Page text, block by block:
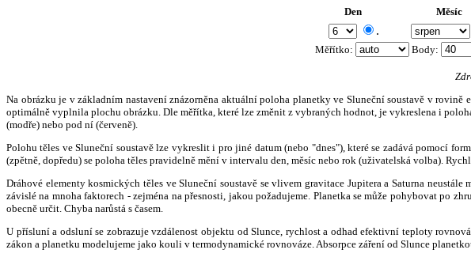
Den Měsíc
.
Měřítko: Body:
Na obrázku je v základním nastavení znázorněna aktuální poloha planetky ve Sluneční soustavě v
optimálně vyplnila plochu obrázku. Dle měřítka, které lze změnit z vybraných hodnot, je vykreslena i
(modře) nebo pod ní (červeně).
Polohu těles ve Sluneční soustavě lze vykreslit i pro jiné datum (nebo "dnes"), které se zadává pomocí
(zpětně, dopředu) se poloha těles pravidelně mění v intervalu den, měsíc nebo rok (uživatelská volba).
Dráhové elementy kosmických těles ve Sluneční soustavě se vlivem gravitace Jupitera a Saturna
závislé na mnoha faktorech - zejména na přesnosti, jakou požadujeme. Planetka se může pohybovat po
obecně určit. Chyba narůstá s časem.
U přísluní a odsluní se zobrazuje vzdálenost objektu od Slunce, rychlost a odhad efektivní teploty
zákon a planetku modelujeme jako kouli v termodynamické rovnováze. Absorpce záření od Slunce